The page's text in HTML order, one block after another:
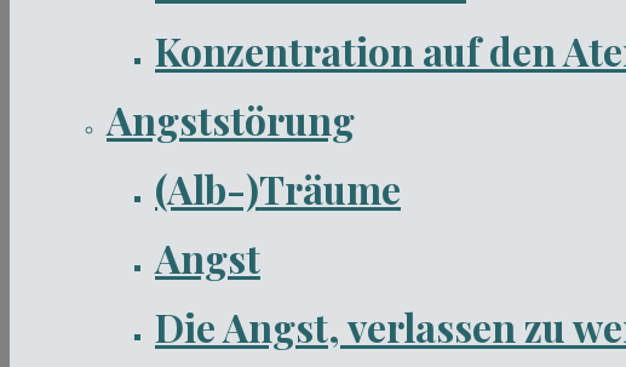
Konzentration auf den
Angststörung
(Alb-)Träume
Angst
Die Angst, verlassen zu